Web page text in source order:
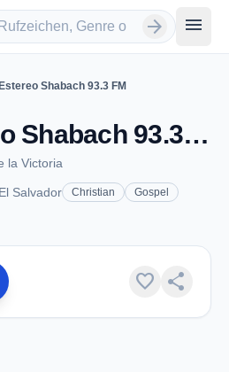
arrow_forward menu
Estereo Shabach 93.3 FM
Estereo Shabach 93.3 FM - FM 93.3 - Santa Ana
la Victoria
Salvador Christian Gospel
favorite share